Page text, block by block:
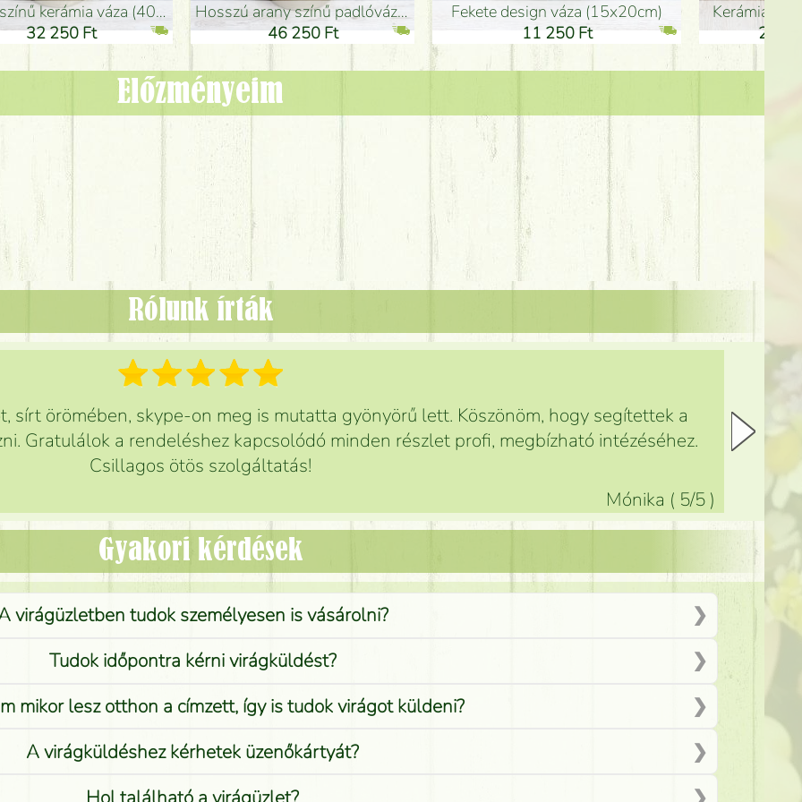
(50x29cm)
Ft
fekete design váza (15x20cm)
11 250 Ft
Kerámia váza 35*21cm
ballagó fiú fa betűző
1 300 Ft
Előzményeim
Rólunk írták
sírt örömében, skype-on meg is mutatta gyönyörű lett. Köszönöm, hogy segítettek a
Gratulálok a rendeléshez kapcsolódó minden részlet profi, megbízható intézéséhez.
Csillagos ötös szolgáltatás!
Mónika ( 5/5 )
Gyakori kérdések
virágüzletben tudok személyesen is vásárolni?
Tudok időpontra kérni virágküldést?
mikor lesz otthon a címzett, így is tudok virágot küldeni?
A virágküldéshez kérhetek üzenőkártyát?